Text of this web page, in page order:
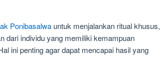
Ponibasalwa untuk menjalankan ritual khusus,
dari individu yang memiliki kemampuan
ini penting agar dapat mencapai hasil yang